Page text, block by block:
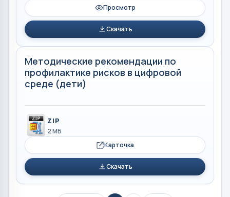
Просмотр
Скачать
Методические рекомендации по
профилактике рисков в цифровой
среде (дети)
ZIP
2 МБ
Карточка
Скачать